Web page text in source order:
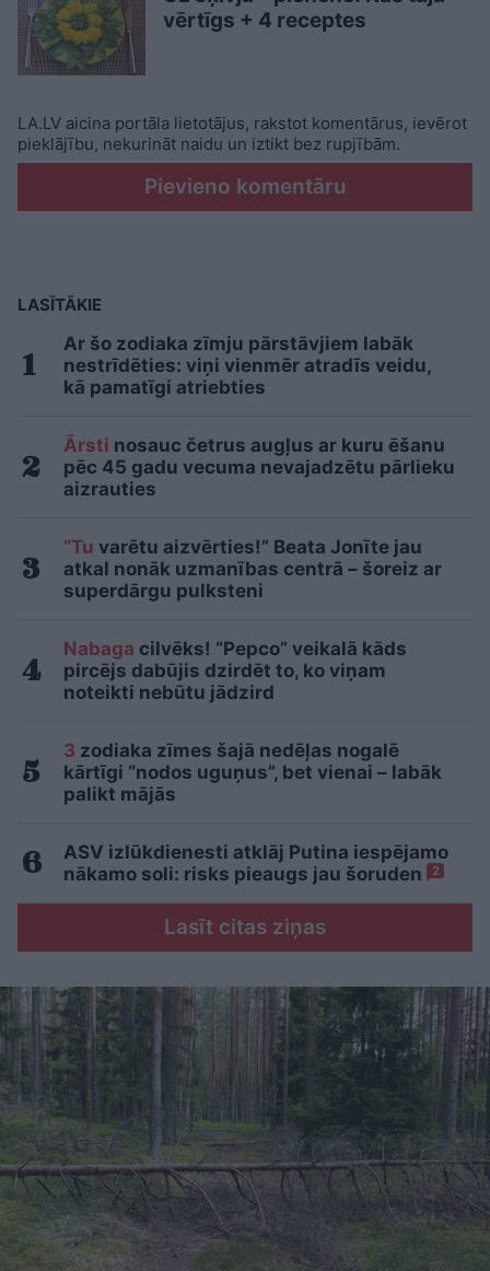
vērtīgs + 4 receptes
LA.LV aicina portāla lietotājus, rakstot komentārus, ievērot
pieklājību, nekurināt naidu un iztikt bez rupjībām.
Pievieno komentāru
LASĪTĀKIE
Ar šo zodiaka zīmju pārstāvjiem labāk
nestrīdēties: viņi vienmēr atradīs veidu,
kā pamatīgi atriebties
Ārsti nosauc četrus augļus ar kuru ēšanu
pēc 45 gadu vecuma nevajadzētu pārlieku
aizrauties
“Tu varētu aizvērties!” Beata Jonīte jau
atkal nonāk uzmanības centrā – šoreiz ar
superdārgu pulksteni
Nabaga cilvēks! “Pepco” veikalā kāds
pircējs dabūjis dzirdēt to, ko viņam
noteikti nebūtu jādzird
3 zodiaka zīmes šajā nedēļas nogalē
kārtīgi “nodos uguņus”, bet vienai – labāk
palikt mājās
ASV izlūkdienesti atklāj Putina iespējamo
nākamo soli: risks pieaugs jau šoruden
2
Lasīt citas ziņas